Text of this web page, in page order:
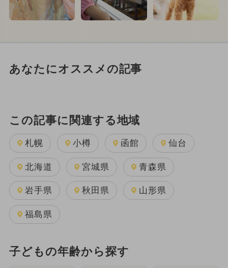
あなたにオススメの記事
この記事に関連する地域
札幌 小樽 函館 仙台
北海道 宮城県 青森県
岩手県 秋田県 山形県
福島県
子どもの年齢から探す